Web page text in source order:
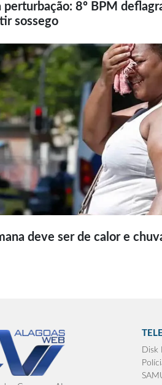
perturbação: 8º BPM
sossego
deve ser de calor e
Disk